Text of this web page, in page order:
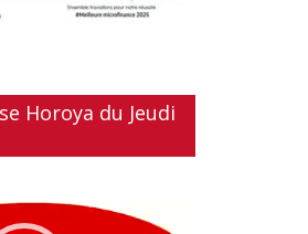
Horoya du Jeudi